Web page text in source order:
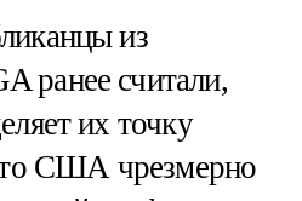
из
ранее считали,
их точку
США чрезмерно